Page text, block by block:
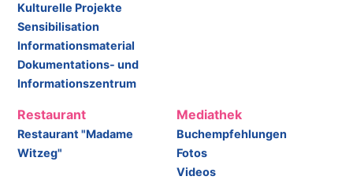
Kulturelle Projekte
Sensibilisation
Informationsmaterial
Dokumentations- und
Informationszentrum
Restaurant
Restaurant "Madame
Witzeg"
Mediathek
Buchempfehlungen
Fotos
Videos